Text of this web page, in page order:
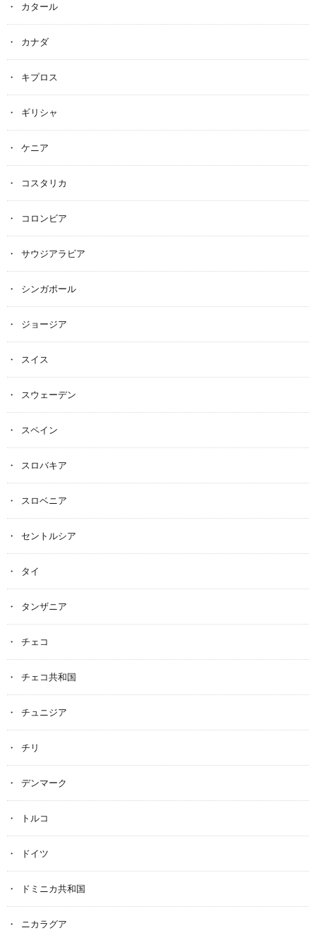
カタール
カナダ
キプロス
ギリシャ
ケニア
コスタリカ
コロンビア
サウジアラビア
シンガポール
ジョージア
スイス
スウェーデン
スペイン
スロバキア
スロベニア
セントルシア
タイ
タンザニア
チェコ
チェコ共和国
チュニジア
チリ
デンマーク
トルコ
ドイツ
ドミニカ共和国
ニカラグア